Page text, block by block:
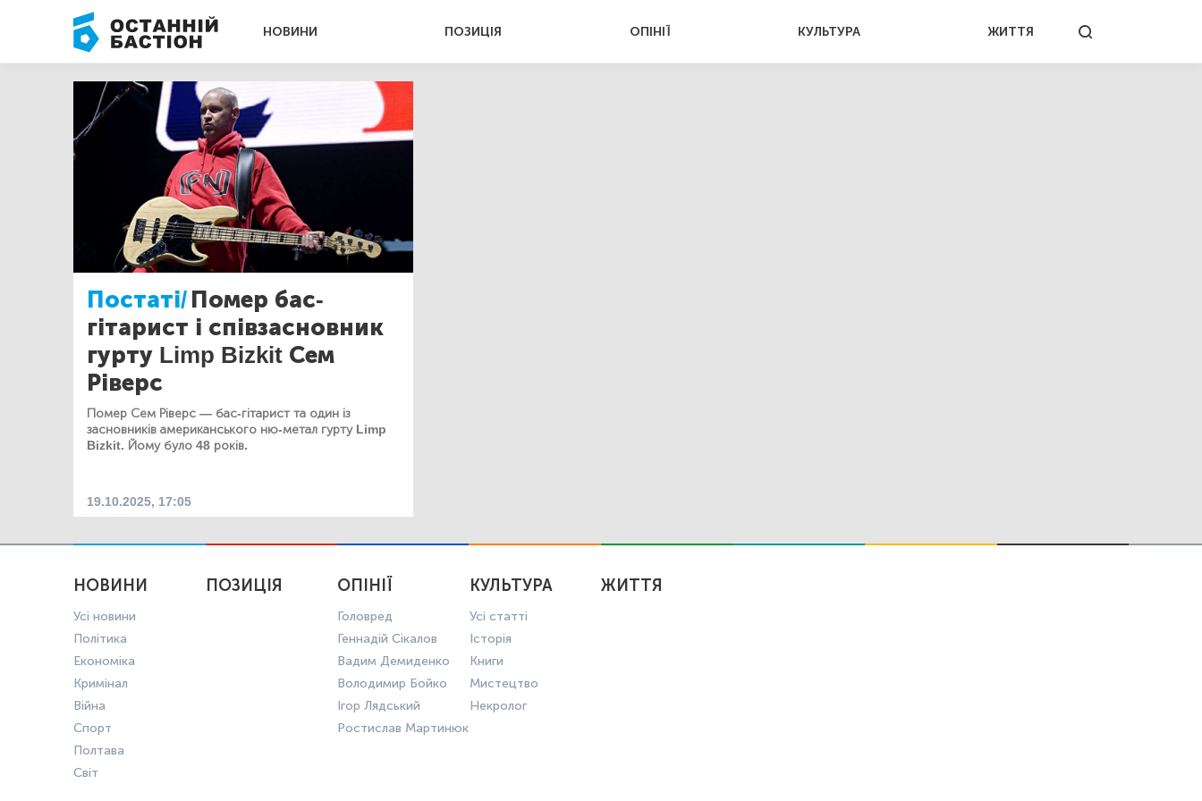
НОВИНИ ПОЗИЦІЯ ОПІНІЇ КУЛЬТУРА ЖИТТЯ
Постаті/Помер бас-
гітарист і співзасновник
гурту Limp Bizkit Сем
Ріверс
Помер Сем Ріверс — бас-гітарист та один із
засновників американського ню-метал гурту Limp
Bizkit. Йому було 48 років.
19.10.2025, 17:05
НОВИНИ
Усі новини
Політика
Економіка
Кримінал
Війна
Спорт
Полтава
Світ
ПОЗИЦІЯ ОПІНІЇ
Головред
Геннадій Сікалов
Вадим Демиденко
Володимир Бойко
Ігор Лядський
Ростислав Мартинюк
КУЛЬТУРА
Усі статті
Історія
Книги
Мистецтво
Некролог
ЖИТТЯ